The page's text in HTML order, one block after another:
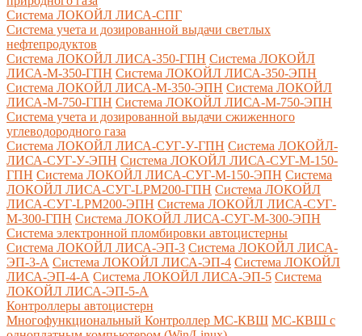
Система ЛОКОЙЛ ЛИСА-СПГ
Система учета и дозированной выдачи светлых
нефтепродуктов
Система ЛОКОЙЛ ЛИСА-350-ГПН Система ЛОКОЙЛ
ЛИСА-М-350-ГПН Система ЛОКОЙЛ ЛИСА-350-ЭПН
Система ЛОКОЙЛ ЛИСА-М-350-ЭПН Система ЛОКОЙЛ
ЛИСА-М-750-ГПН Система ЛОКОЙЛ ЛИСА-М-750-ЭПН
Система учета и дозированной выдачи сжиженного
углеводородного газа
Система ЛОКОЙЛ ЛИСА-СУГ-У-ГПН Система ЛОКОЙЛ-
ЛИСА-СУГ-У-ЭПН Система ЛОКОЙЛ ЛИСА-СУГ-М-150-
ГПН Система ЛОКОЙЛ ЛИСА-СУГ-М-150-ЭПН Система
ЛОКОЙЛ ЛИСА-СУГ-LPM200-ГПН Система ЛОКОЙЛ
ЛИСА-СУГ-LPM200-ЭПН Система ЛОКОЙЛ ЛИСА-СУГ-
М-300-ГПН Система ЛОКОЙЛ ЛИСА-СУГ-М-300-ЭПН
Система электронной пломбировки автоцистерны
Система ЛОКОЙЛ ЛИСА-ЭП-3 Система ЛОКОЙЛ ЛИСА-
ЭП-3-А Система ЛОКОЙЛ ЛИСА-ЭП-4 Система ЛОКОЙЛ
ЛИСА-ЭП-4-А Система ЛОКОЙЛ ЛИСА-ЭП-5 Система
ЛОКОЙЛ ЛИСА-ЭП-5-А
Контроллеры автоцистерн
Многофункциональный Контроллер МС-КВШ МС-КВШ с